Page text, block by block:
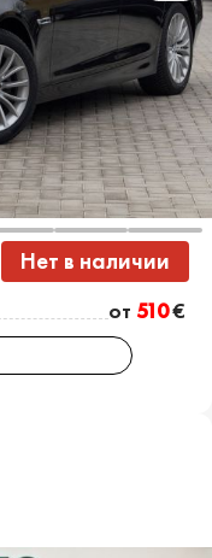
Нет в наличии
от 510€